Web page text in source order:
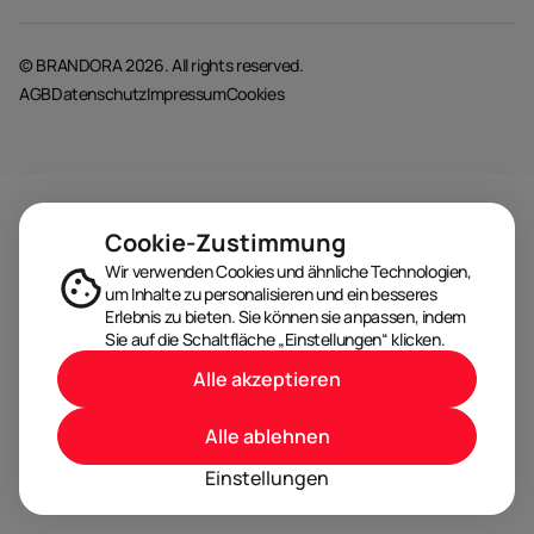
© BRANDORA 2026. All rights reserved.
AGBDatenschutzImpressumCookies
Cookie-Zustimmung
Wir verwenden Cookies und ähnliche Technologien,
um Inhalte zu personalisieren und ein besseres
Erlebnis zu bieten. Sie können sie anpassen, indem
Sie auf die Schaltfläche „Einstellungen“ klicken.
Einstellungen
Alle ablehnen
Alle akzeptieren